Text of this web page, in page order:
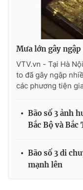
THỜI BÁO VTV
Cơ quan chủ quản:Đài
Giấy phép hoạt động
cấp ngày 29/12/2023
Mưa lớn gây
VTV.vn - Tại Hà
to đã gây ngập
các phương tiện
Bão số 3 ảnh
Bắc Bộ và Bắc
Bão số 3 di
mạnh lên